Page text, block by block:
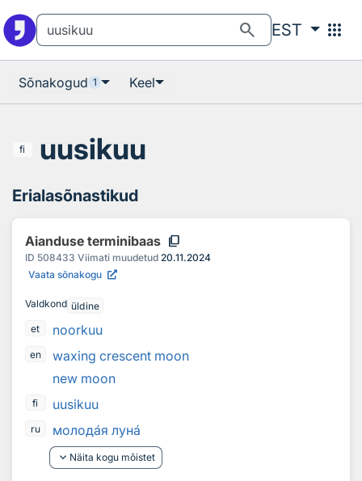
search EST apps
Sõnakogud 1 Keel
fi uusikuu
Erialasõnastikud
Aianduse terminibaas content_copy
ID 508433 Viimati muudetud 20.11.2024
Vaata sõnakogu
Valdkond üldine
et
noorkuu
en
waxing crescent moon
new moon
fi uusikuu
ru молодая луна
keyboard_arrow_down Näita kogu mõistet